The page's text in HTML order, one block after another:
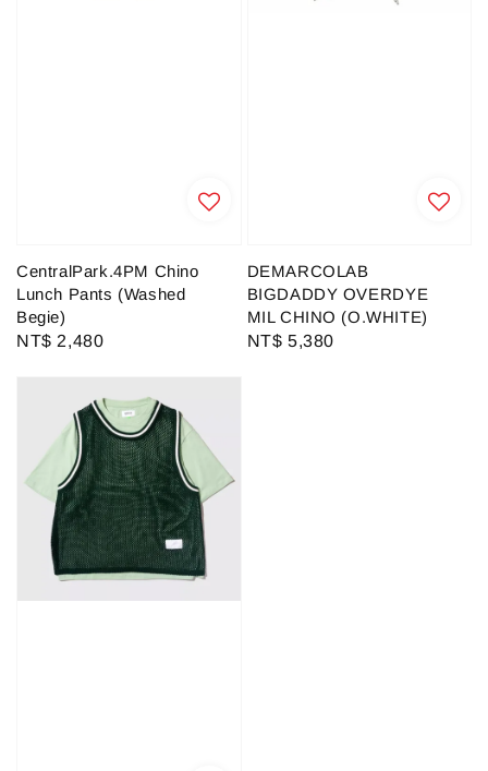
CentralPark.4PM Chino
Lunch Pants (Washed
Begie)
Regular
NT$ 2,480
DEMARCOLAB
BIGDADDY OVERDYE
MIL CHINO (O.WHITE)
Regular
NT$ 5,380